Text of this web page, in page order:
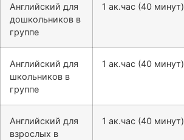
Английский для
дошкольников в
группе
1 ак.час (40 минут)
Английский для
школьников в
группе
1 ак.час (40 минут)
Английский для
взрослых в
1 ак.час (40 минут)